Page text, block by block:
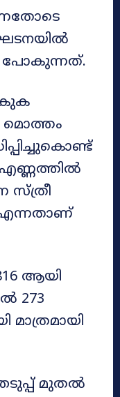
ഘടനയിൽ
പോകുന്നത്.
മൊത്തം
സ്ത്രീ
എന്നതാണ്
ആയി
273
മാത്രമായി
മുതൽ